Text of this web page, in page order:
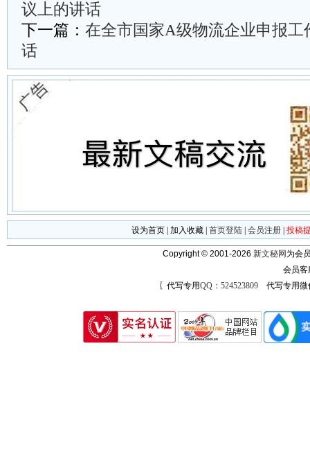
议上的讲话
下一篇： 在全市国家A级物流企业申报工
话
设为首页 加入收藏 首页登陆 会员注册 投稿
Copyright © 2001-2026 新文秘网 为会
会员
〖代写专用QQ：524523809代写专用微